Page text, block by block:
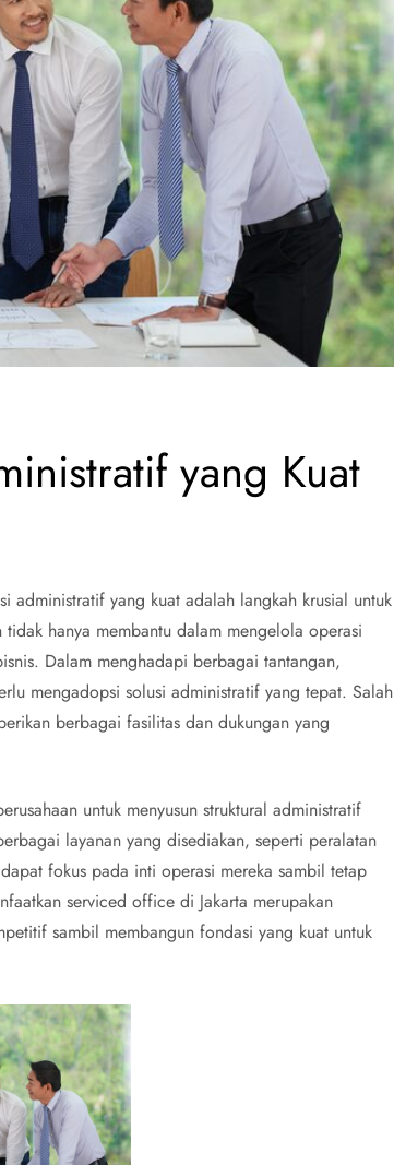
yang Kuat
administratif yang kuat adalah langkah krusial untuk
hanya membantu dalam mengelola operasi
Dalam menghadapi berbagai tantangan,
mengadopsi solusi administratif yang tepat. Salah
berbagai fasilitas dan dukungan yang
untuk menyusun struktural administratif
layanan yang disediakan, seperti peralatan
fokus pada inti operasi mereka sambil tetap
serviced office di Jakarta merupakan
sambil membangun fondasi yang kuat untuk